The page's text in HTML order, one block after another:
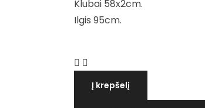
Klubai 58x2cm.
Ilgis 95cm.
produkto
Suknelė
Į krepšelį